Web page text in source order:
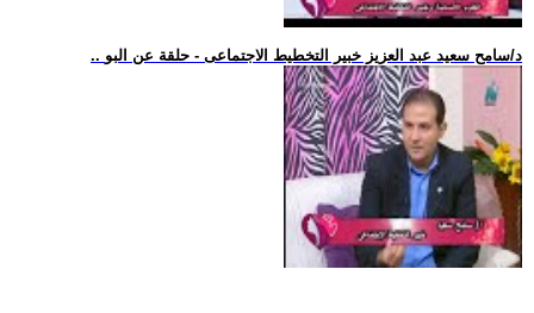
.. د/سامح سعيد عبد العزيز خبير التخطيط الاجتماعى - حلقة عن البو